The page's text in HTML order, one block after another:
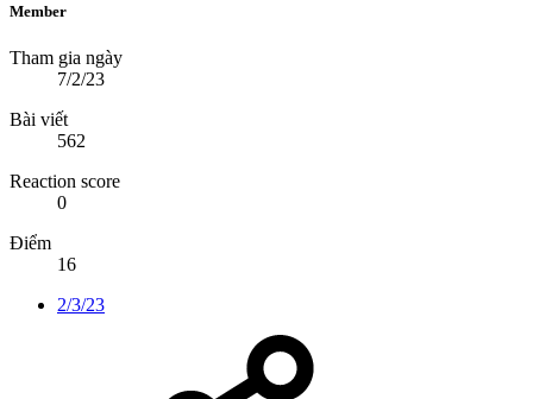
Member
Tham gia ngày
7/2/23
Bài viết
562
Reaction score
0
Điểm
16
2/3/23